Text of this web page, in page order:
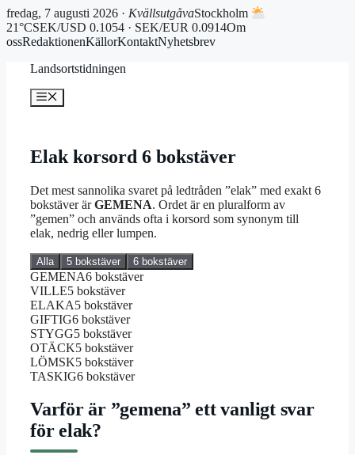
fredag, 7 augusti 2026 · KvällsutgåvaStockholm
21°CSEK/USD 0.1054 · SEK/EUR 0.0914Om
ossRedaktionenKällorKontaktNyhetsbrev
Landsortstidningen
Meny
Elak korsord 6 bokstäver
Det mest sannolika svaret på ledtråden ”elak” med exakt 6
bokstäver ärGEMENA. Ordet är en pluralform av
”gemen” och används ofta i korsord som synonym till
elak, nedrig eller lumpen.
Alla 5 bokstäver 6 bokstäver
GEMENA6 bokstäver
VILLE5 bokstäver
ELAKA5 bokstäver
GIFTIG6 bokstäver
STYGG5 bokstäver
OTÄCK5 bokstäver
LÖMSK5 bokstäver
TASKIG6 bokstäver
Varför är ”gemena” ett vanligt svar
för elak?